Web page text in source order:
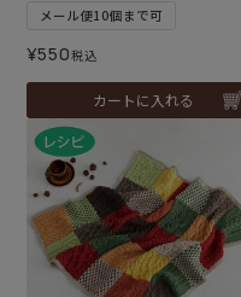
メール便10個まで可
¥550税込
カートに入れる